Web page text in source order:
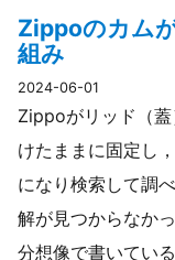
Zippoのカム
組み
2024-06-01
Zippoがリッド（
けたままに固定し
になり検索して調
解が見つからなか
分想像で書いてい